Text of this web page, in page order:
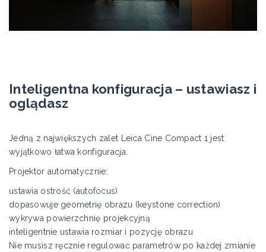
Inteligentna konfiguracja – ustawiasz i
oglądasz
Jedną z największych zalet Leica Cine Compact 1 jest
wyjątkowo łatwa konfiguracja.
Projektor automatycznie:
ustawia ostrość (autofocus)
dopasowuje geometrię obrazu (keystone correction)
wykrywa powierzchnię projekcyjną
inteligentnie ustawia rozmiar i pozycję obrazu
Nie musisz ręcznie regulować parametrów po każdej zmianie